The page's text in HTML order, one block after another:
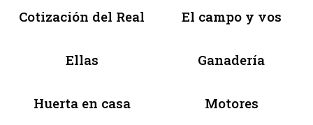
Cotización del Real El campo y vos
Ellas Ganadería
Huerta en casa Motores